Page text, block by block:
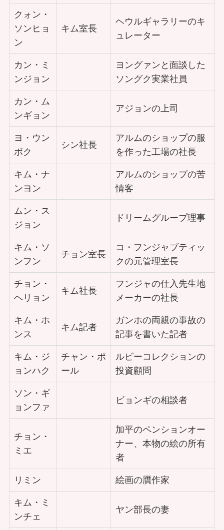
クォン・
ソンヒョ
ン
キム室長
ヘウルギャラリーのキ
ュレーター
カン・ミ
ンジョン
ヨングァンと面談した
ソングク実業社員
カン・ム
ンギョン
アジョンの上司
ヨ・ウン
ボク
シン社長
アルムのショップの服
を作った工場の社長
キム・ナ
ンヨン
アルムのショップの苦
情客
ムン・ス
ジョン
ドリームグループ理事
キム・ソ
ンフン
チョン室長
コ・フンジャブティッ
クの元管理室長
チョン・
ヘリョン
キム社長
フンジャの仕入先生地
メーカーの社長
キム・ホ
ンス
キム記者
ガンホの両親の事故の
記事を書いた記者
キム・ジ
ョンハク
チャン・ポ
ール
ルビーコレクションの
投資顧問
ソン・ギ
ョンファ
ビョンギの相談者
チョン・
ミエ
加平のペンションオー
ナー、本物の絵の所有
者
リミン 絵画の贋作家
キム・ミ
ンチェ
ヤン部長の妻